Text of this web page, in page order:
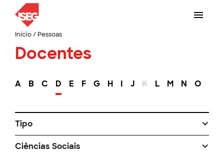
Início/ Pessoas
Docentes
A B C D E F G H I J K L M N O
Tipo
Ciências Sociais